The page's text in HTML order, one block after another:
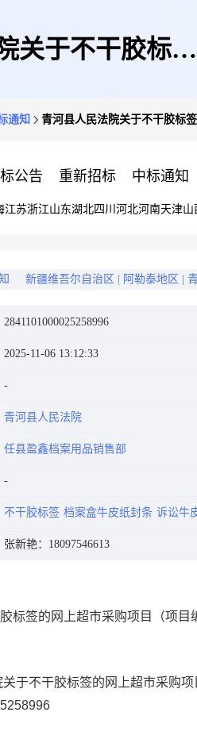
关于不干胶标签
通知 青河县人民法院关于不干胶标
公告 重新招标 中标通知
江苏浙江山东湖北四川 河北河南天津山
新疆维吾尔自治区 阿勒泰地区
2841101000025258996
2025-11-06 13:12:33
青河县人民法院
任县盈鑫档案用品销售部
不干胶标签 档案盒牛皮纸封条 诉讼牛
张新艳：18097546613
标签的网上超市采购项目
（项目
于不干胶标签的网上超市采购项